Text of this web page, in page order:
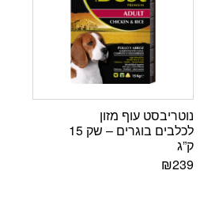
נוטריבסט עוף מזון
לכלבים בוגרים – שק 15
ק”ג
₪239